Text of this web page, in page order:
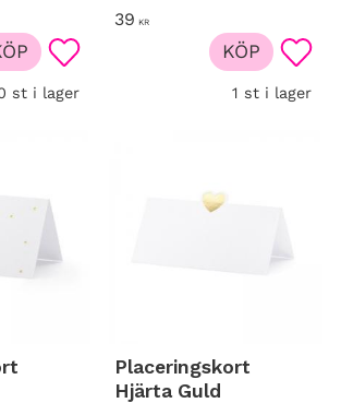
Lägg till i favoriter
st i lager
39 KR
1 st i lager
KÖP
Placeringskort
Hjärta Guld